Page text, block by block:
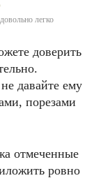
легко
доверить
давайте ему
порезами
отмеченные
ровно